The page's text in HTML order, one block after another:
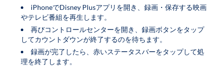
iPhoneでDisney Plusアプリを開き、録画・保存する映画
やテレビ番組を再生します。
再びコントロールセンターを開き、録画ボタンをタップ
してカウントダウンが終了するのを待ちます。
録画が完了したら、赤いステータスバーをタップして処
理を終了します。